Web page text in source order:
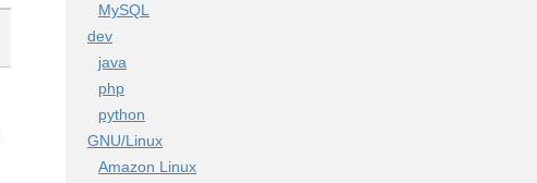
MySQL
dev
java
php
python
GNU/Linux
Amazon Linux